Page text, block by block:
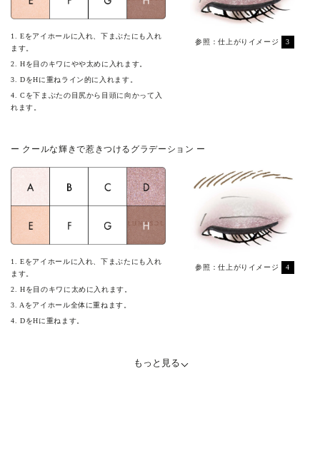
参照：仕上がりイメージ 3
1. Eをアイホールに入れ、下まぶたにも入れ
ます。
2. Hを目のキワにやや太めに入れます。
3. DをHに重ねライン的に入れます。
4. Cを下まぶたの目尻から目頭に向かって入
れます。
ー クールな輝きで惹きつけるグラデーション ー
参照：仕上がりイメージ 4
1. Eをアイホールに入れ、下まぶたにも入れ
ます。
2. Hを目のキワに太めに入れます。
3. Aをアイホール全体に重ねます。
4. DをHに重ねます。
もっと見る